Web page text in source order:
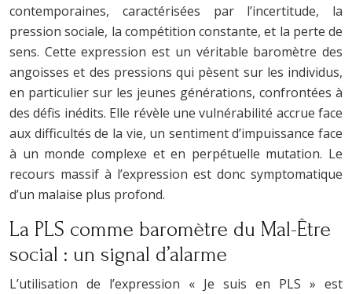
contemporaines, caractérisées par l’incertitude, la
pression sociale, la compétition constante, et la perte de
sens. Cette expression est un véritable baromètre des
angoisses et des pressions qui pèsent sur les individus,
en particulier sur les jeunes générations, confrontées à
des défis inédits. Elle révèle une vulnérabilité accrue face
aux difficultés de la vie, un sentiment d’impuissance face
à un monde complexe et en perpétuelle mutation. Le
recours massif à l’expression est donc symptomatique
d’un malaise plus profond.
La PLS comme baromètre du Mal-Être
social : un signal d’alarme
L’utilisation de l’expression « Je suis en PLS » est